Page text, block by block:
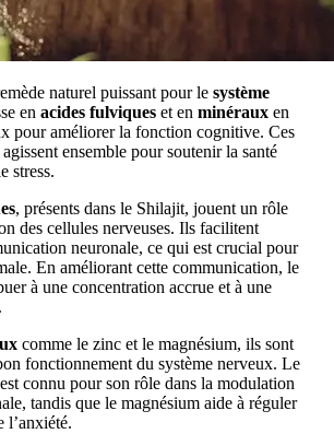
naturel puissant pour le système
en acides fulviques et en minéraux en
pour améliorer la fonction cognitive. Ces
ensemble pour soutenir la santé
stress.
, présents dans le Shilajit, jouent un rôle
des cellules nerveuses. Ils facilitent
neuronale, ce qui est crucial pour
En améliorant cette communication, le
à une concentration accrue et à une
comme le zinc et le magnésium, ils sont
fonctionnement du système nerveux. Le
connu pour son rôle dans la modulation
tandis que le magnésium aide à réguler
l’anxiété.